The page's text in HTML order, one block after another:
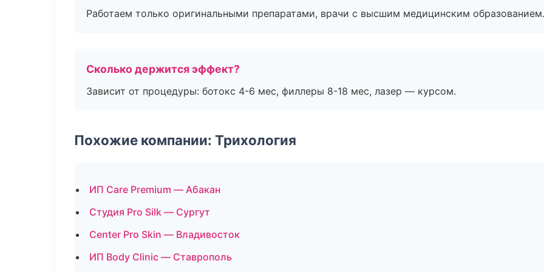
Работаем только оригинальными препаратами, врачи с высшим медицинским образованием.
Сколько держится эффект?
Зависит от процедуры: ботокс 4-6 мес, филлеры 8-18 мес, лазер — курсом.
Похожие компании: Трихология
ИП Care Premium — Абакан
Студия Pro Silk — Сургут
Center Pro Skin — Владивосток
ИП Body Clinic — Ставрополь